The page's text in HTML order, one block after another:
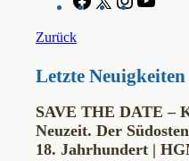
a
o
k
g
a
m
b
Zurück
Letzte Neuigkeiten
SAVE THE DATE –
Neuzeit. Der
18. Jahrhundert |